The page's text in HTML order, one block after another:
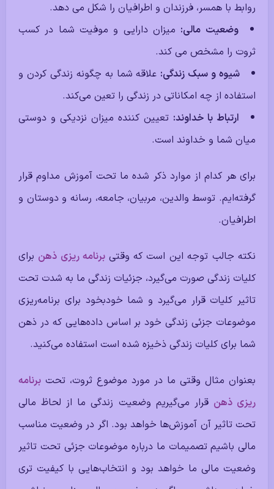
روابط با همسر،‌ فرزندان و اطرافیان را شکل می دهد.
وضعیت مالی: میزان دارایی و موفیت شما در کسب
ثروت را مشخص می کند.
شیوه و سبک زندگی: علاقه شما به چگونه زندگی کردن و
استفاده از چه امکاناتی در زندگی را تعین می‌کند.
ارتباط با خداوند: تعیین کننده میزان نزدیکی و دوستی
میان شما و خداوند است.
برای هر کدام از موارد ذکر شده ما تحت آموزش مداوم قرار
گرفته‌ایم. توسط والدین،‌ مربیان،‌ جامعه،‌ رسانه و دوستان و
اطرافیان.
نکته جالب توجه این است که وقتی برنامه ریزی ذهن برای
کلیات زندگی صورت می‌گیرد،‌ جزئیات زندگی ما به شدت تحت
تاثیر کلیات قرار می‌گیرد و شما خودبخود برای برنامه‌ریزی
موضوعات جزئی زندگی خود بر اساس داده‌هایی که در ذهن
شما برای کلیات زندگی ذخیزه شده است استفاده می‌کنید.
بعنوان مثال وقتی ما در مورد موضوع ثروت، تحت برنامه
ریزی ذهن قرار می‌گیریم وضعیت زندگی ما از لحاظ مالی
تحت تاثیر آن آموزش‌ها خواهد بود. اگر در وضعیت مناسب
مالی باشیم تصمیمات ما درباره موضوعات جزئی تحت تاثیر
وضعیت مالی ما خواهد بود و انتخاب‌هایی با کیفیت تری